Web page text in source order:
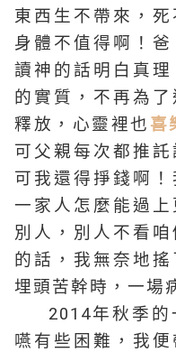
東西生不帶來，
身體不值得啊！
讀神的話明白真
的實質，不再為
釋放，心靈裡也 喜
可父親每次都推託
可我還得掙錢啊
一家人怎麼能過
別人，別人不看
的話，我無奈地
埋頭苦幹時，一場
2014年秋季
嚥有些困難，我